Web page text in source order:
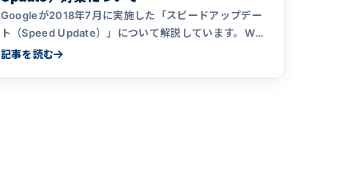
Googleが2018年7月に実施した「スピードアップデー
ト（Speed Update）」について解説しています。Web
サイトの表示速度の短縮方法、システム開発会社への依
記事を読む